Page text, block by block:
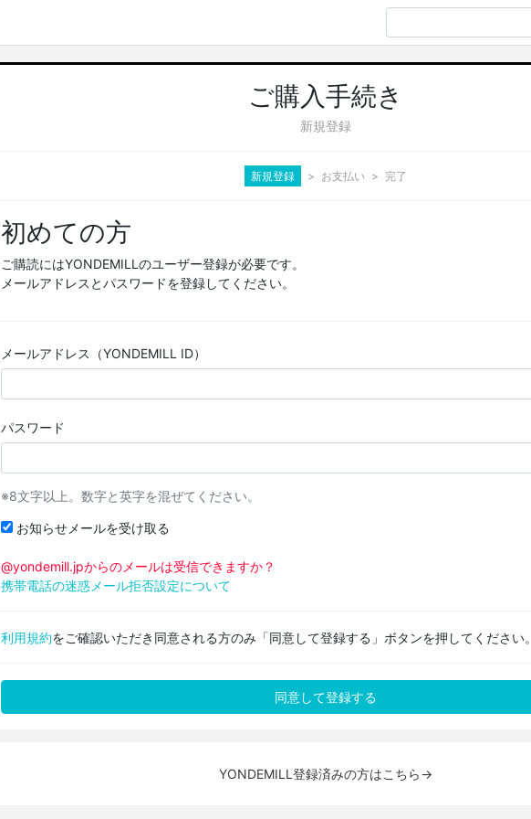
ご購入手続き
新規登録
新規登録 お支払い 完了
初めての方
ご購読にはYONDEMILLのユーザー登録が必要です。
メールアドレスとパスワードを登録してください。
メールアドレス（YONDEMILL ID）
パスワード
※8文字以上。数字と英字を混ぜてください。
お知らせメールを受け取る
@yondemill.jpからのメールは受信できますか？
携帯電話の迷惑メール拒否設定について
利用規約をご確認いただき同意される方のみ「同意して登録する」ボタンを押してください。
YONDEMILL登録済みの方はこちら→